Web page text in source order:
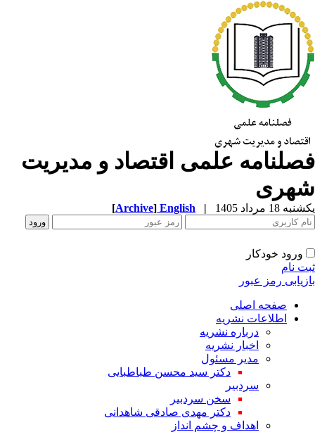
علمی اقتصاد و مدیریت
18 مرداد 1405 |
English
[Archive]
ورود خودکار
نام
رمز عبور
صفحه اصلی
اطلاعات نشریه
درباره نشریه
اخبار نشریه
مدیر مسئول
دکتر سید محسن طباطبایی
سردبیر
سخن سردبیر
دکتر مهدی صادقی شاهدانی
اهداف و چشم انداز